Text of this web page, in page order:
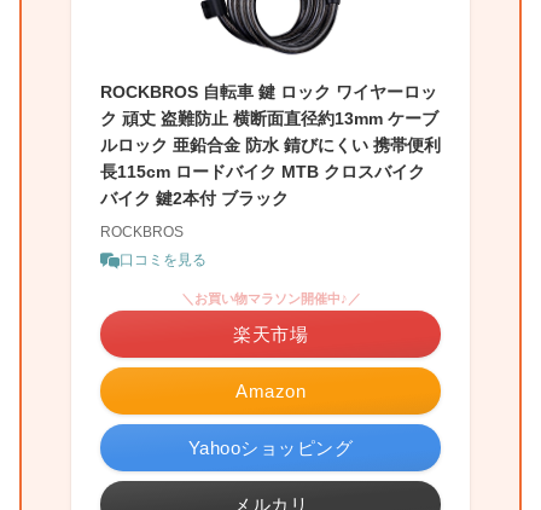
ROCKBROS 自転車 鍵 ロック ワイヤーロッ
ク 頑丈 盗難防止 横断面直径約13mm ケーブ
ルロック 亜鉛合金 防水 錆びにくい 携帯便利
長115cm ロードバイク MTB クロスバイク
バイク 鍵2本付 ブラック
ROCKBROS
口コミを見る
Amazon
＼お買い物マラソン開催中♪／
楽天市場
Yahooショッピング
メルカリ